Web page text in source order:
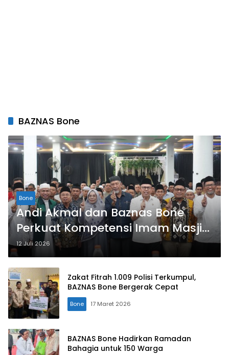
BAZNAS Bone
Bone
Andi Akmal dan Baznas Bone
Perkuat Kompetensi Imam Masjid
Lewat Seminar Internasional
Tahsinul Qira’ah
12 Juli 2026
Zakat Fitrah 1.009 Polisi Terkumpul,
BAZNAS Bone Bergerak Cepat
Bone 17 Maret 2026
BAZNAS Bone Hadirkan Ramadan
Bahagia untuk 150 Warga